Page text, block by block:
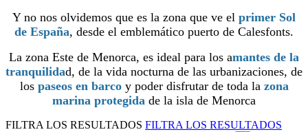
Y no nos olvidemos que es la zona que ve el primer Sol
de España, desde el emblemático puerto de Calesfonts.
La zona Este de Menorca, es ideal para los amantes de la
tranquilidad, de la vida nocturna de las urbanizaciones, de
los paseos en barcoy poder disfrutar de toda la zona
marina protegida de la isla de Menorca
FILTRA LOS RESULTADOS FILTRA LOS RESULTADOS